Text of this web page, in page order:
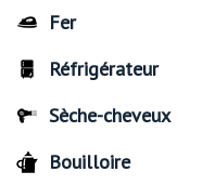
Fer
Réfrigérateur
Sèche-cheveux
Bouilloire